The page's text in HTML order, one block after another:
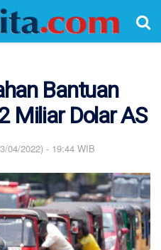
Bantuan
Miliar Dolar AS
04/2022) - 19:44 WIB